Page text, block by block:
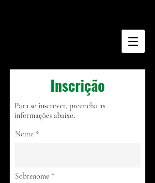
Inscrição
Para se inscrever, preencha as
informações abaixo.
Nome
Sobrenome